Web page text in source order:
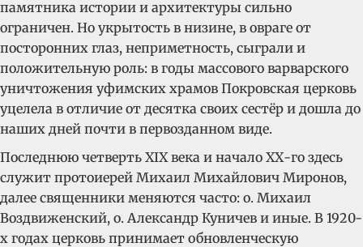
памятника истории и архитектуры сильно
ограничен. Но укрытость в низине, в овраге от
посторонних глаз, неприметность, сыграли и
положительную роль: в годы массового варварского
уничтожения уфимских храмов Покровская церковь
уцелела в отличие от десятка своих сестёр и дошла до
наших дней почти в первозданном виде.
Последнюю четверть XIX века и начало ХХ-го здесь
служит протоиерей Михаил Михайлович Миронов,
далее священники меняются часто: о. Михаил
Воздвиженский, о. Александр Куничев и иные. В 1920-
х годах церковь принимает обновленческую